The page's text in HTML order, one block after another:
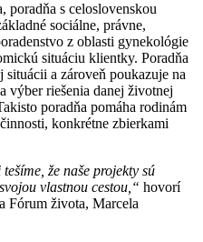
poradňa s celoslovenskou
sociálne, právne,
z oblasti gynekológie
situáciu klientky. Poradňa
a zároveň poukazuje na
výber riešenia danej životnej
poradňa pomáha rodinám
konkrétne zbierkami
že naše projekty sú
vlastnou cestou,“ hovorí
Fórum života, Marcela